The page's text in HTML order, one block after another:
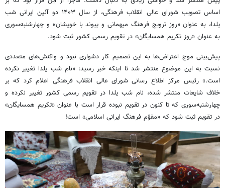
اساس تصویب شورای عالی انقلاب فرهنگی، از سال ۱۴۰۳ دو آئین ایرانی شب
یلدا، به عنوان «روز ترویج فرهنگ میهمانی و پیوند با خویشان» و چهارشنبه‌سوری
به عنوان «روز تکریم همسایگان» در تقویم رسمی کشور ثبت شود.
پیش‌بینی موج اعتراض‌ها به این تصمیم کار دشواری نبود و واکنش‌های متعددی
نسبت به این موضوع منتشر شد تا اینکه خبر رسید: «نام شب یلدا تغییر نکرده
است.» رئیس مرکز اطلاع رسانی شورای عالی انقلاب فرهنگی اعلام کرد که بر
خلاف شایعات منتشر شده، نام شب یلدا در تقویم رسمی کشور تغییر نکرده و
چهارشنبه‌سوری که تا کنون در تقویم نبوده قرار است با عنوان «تکریم همسایگان»
در تقویم ثبت شود که «مقوّم فرهنگ ایرانی اسلامی» است!